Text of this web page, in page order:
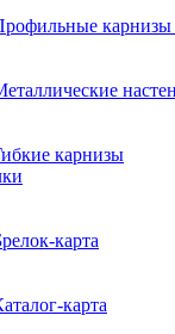
карнизы
карнизы
карта
карта